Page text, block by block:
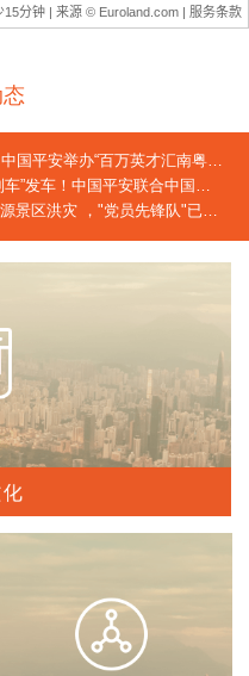
“百万英才汇南粤”2026校企合作交流会
合中国青基会发起2026年“少年科技中国行”活动
员先锋队"已奔赴灾区一线，完成首笔车险赔付